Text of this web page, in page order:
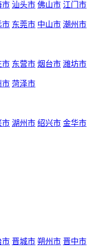
市 汕头市 佛山市 江门市
市 东莞市 中山市 潮州市
市 东营市 烟台市 潍坊市
市 菏泽市
市 湖州市 绍兴市 金华市
市 晋城市 朔州市 晋中市